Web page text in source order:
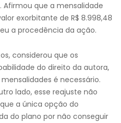
que a mensalidade
exorbitante de R$ 8.998,48
a procedência da ação.
considerou que os
do direito da autora,
é necessário.
lado, esse reajuste não
a única opção do
do plano por não conseguir